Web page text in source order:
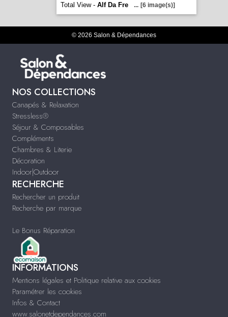
Total View - Alf Da Fre ... [6 image(s)]
© 2026 Salon & Dépendances
NOS COLLECTIONS
Canapés & Relaxation
Stressless®
Séjour & Composables
Compléments
Chambres & Literie
Décoration
Indoor|Outdoor
RECHERCHE
Rechercher un produit
Recherche par marque
Le Bonus Réparation
INFORMATIONS
Mentions légales et Politique relative aux cookies
Paramétrer les cookies
Infos & Contact
www.salonetdependances.com